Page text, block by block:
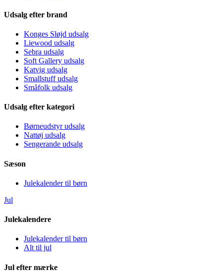
Udsalg efter brand
Konges Sløjd udsalg
Liewood udsalg
Sebra udsalg
Soft Gallery udsalg
Katvig udsalg
Smallstuff udsalg
Småfolk udsalg
Udsalg efter kategori
Børneudstyr udsalg
Nattøj udsalg
Sengerande udsalg
Sæson
Julekalender til børn
Jul
Julekalendere
Julekalender til børn
Alt til jul
Jul efter mærke